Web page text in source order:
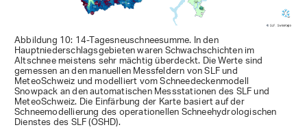
Abbildung 10: 14-Tagesneuschneesumme. In den
Hauptniederschlagsgebieten waren Schwachschichten im
Altschnee meistens sehr mächtig überdeckt. Die Werte sind
gemessen an den manuellen Messfeldern von SLF und
MeteoSchweiz und modelliert vom Schneedeckenmodell
Snowpack an den automatischen Messstationen des SLF und
MeteoSchweiz. Die Einfärbung der Karte basiert auf der
Schneemodellierung des operationellen Schneehydrologischen
Dienstes des SLF (OSHD).